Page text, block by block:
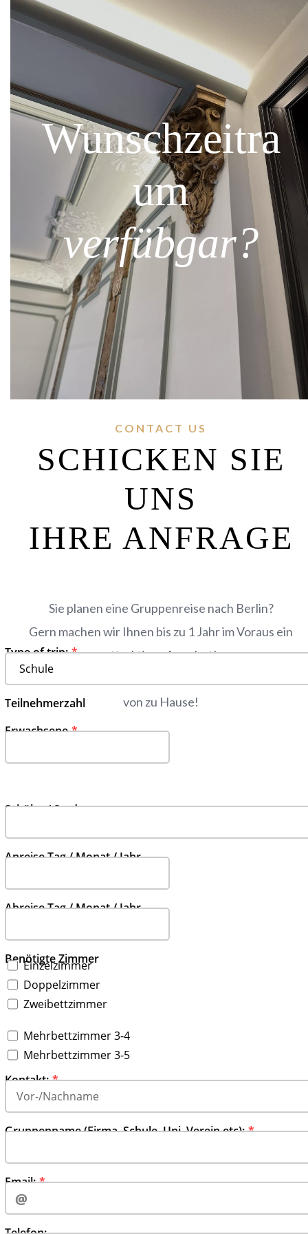
Wunschzeitra
um
verfübgar?
CONTACT US
SCHICKEN SIE
UNS
IHRE ANFRAGE
Sie planen eine Gruppenreise nach Berlin?
Gern machen wir Ihnen bis zu 1 Jahr im Voraus ein
attraktives Angebot!
von zu Hause!
Type of trip:‍‍‍
Teilnehmerzahl
Erwachsene
Schüler / Studenten
Anreise Tag / Monat / Jahr
Abreise Tag / Monat / Jahr
Benötigte Zimmer
Einzelzimmer
Doppelzimmer
Zweibettzimmer
Mehrbettzimmer 3-4
Mehrbettzimmer 3-5
‍‍‍‍‍‍‍‍‍‍‍‍‍‍‍‍‍‍‍‍‍‍‍‍‍‍‍‍‍‍‍‍‍‍‍‍‍‍‍‍‍‍‍‍‍‍‍‍‍‍‍‍‍‍Kontakt:
Gruppenn‍‍‍ame (Firma, Schule, Uni, Verein etc):
Email:‍‍‍